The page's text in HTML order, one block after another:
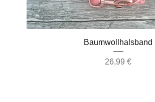
Schnellansicht
Baumwollhalsband
Preis
26,99 €